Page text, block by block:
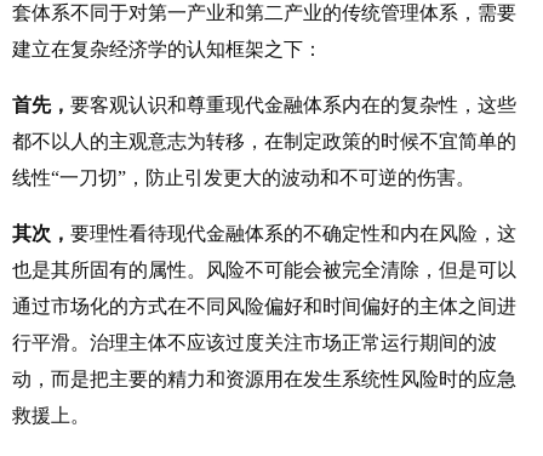
套体系不同于对第一产业和第二产业的传统管理体系，需要
建立在复杂经济学的认知框架之下：
首先， 要客观认识和尊重现代金融体系内在的复杂性，这些
都不以人的主观意志为转移，在制定政策的时候不宜简单的
线性“一刀切”，防止引发更大的波动和不可逆的伤害。
其次， 要理性看待现代金融体系的不确定性和内在风险，这
也是其所固有的属性。风险不可能会被完全清除，但是可以
通过市场化的方式在不同风险偏好和时间偏好的主体之间进
行平滑。治理主体不应该过度关注市场正常运行期间的波
动，而是把主要的精力和资源用在发生系统性风险时的应急
救援上。